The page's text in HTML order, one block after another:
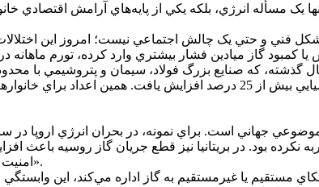
يک مسأله انرژي، بلکه يکي از پايه‌هاي آرامش
فني و حتي يک چالش اجتماعي نيست؛ امروز اين اختلالات
گذشته، که صنايع بزرگ فولاد، سيمان و پتروشيمي با
مصالح ساختماني 18 درصد و قيمت کودهاي شيميايي بيش از 25
«امنيت انرژي» مطرح است، در بسياري از کشورها يک شاخص مستقيم «ثبات قيمت» محسوب مي‌شود.
صنعت خود را با اتکاي مستقيم يا غيرمستقيم به گاز اداره